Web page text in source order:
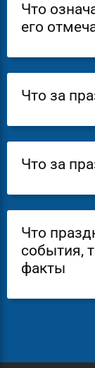
Что
его
Что за
Что за
Что
события,
факты